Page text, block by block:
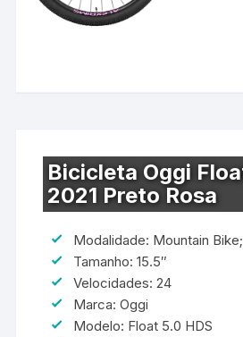
Bicicleta Oggi
2021 Preto Rosa
Modalidade: Mountain Bike;
Tamanho: 15.5″
Velocidades: 24
Marca: Oggi
Modelo: Float 5.0 HDS